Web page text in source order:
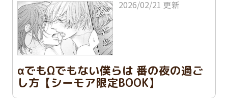
2026/02/21 更新
αでもΩでもない僕らは 番の夜の過ご
し方【シーモア限定BOOK】